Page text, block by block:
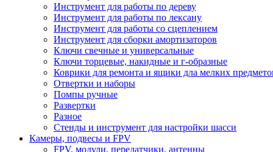
Инструмент для работы по дереву
Инструмент для работы по лексану
Инструмент для работы со сцеплением
Инструмент для сборки амортизаторов
Ключи свечные и универсальные
Ключи торцевые, накидные и г-образные
Коврики для ремонта и ящики дла мелких
Отвертки и наборы
Помпы ручные
Развертки
Разное
Стенды и инструмент для настройки шасси
Камеры, подвесы и FPV
FPV, модули, передатчики, антенны